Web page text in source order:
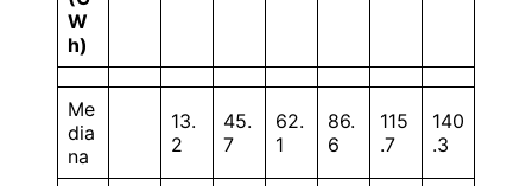
W
h)
Me
dia
na
13.
2
45.
7
62.
1
86.
6
115
.7
140
.3